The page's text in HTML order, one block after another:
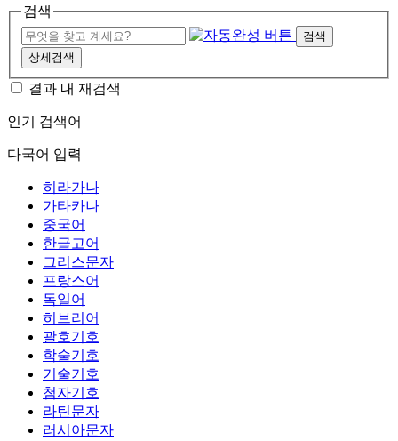
검색
검색
상세검색
결과 내 재검색
인기 검색어
다국어 입력
히라가나
가타카나
중국어
한글고어
그리스문자
프랑스어
독일어
히브리어
괄호기호
학술기호
기술기호
첨자기호
라틴문자
러시아문자